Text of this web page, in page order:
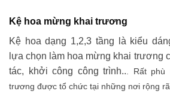
Kệ hoa mừng khai trương
Kệ hoa dạng 1,2,3 tầng là kiểu
lựa chọn làm hoa mừng khai trương
tác, khởi công công trình.. . Rất
trương được tổ chức tại những nơi rộng rãi